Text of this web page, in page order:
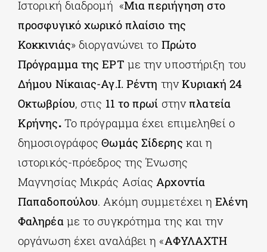
Ιστορική διαδρομή «Μια περιήγηση στο
προσφυγικό χωρικό πλαίσιο της
Κοκκινιάς» διοργανώνει το Πρώτο
Πρόγραμμα της ΕΡΤ με την υποστήριξη του
Δήμου Νίκαιας-Αγ.Ι. Ρέντη τηνΚυριακή 24
Οκτωβρίου, στις 11 το πρωί στηνπλατεία
Κρήνης.Το πρόγραμμα έχει επιμεληθεί ο
δημοσιογράφοςΘωμάς Σίδερης και η
ιστορικός-πρόεδρος της Ένωσης
Μαγνησίας Μικράς Ασίας Αρχοντία
Παπαδοπούλου. Ακόμη συμμετέχει ηΕλένη
Φαληρέα με το συγκρότημα της και την
οργάνωση έχει αναλάβει η «ΑΦΥΛΑΧΤΗ